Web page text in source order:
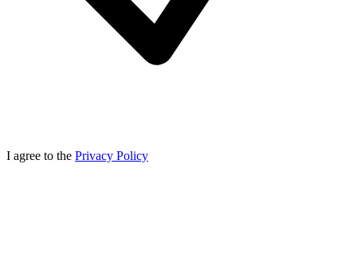
I agree to the Privacy Policy